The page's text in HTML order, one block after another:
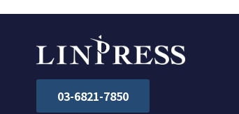
03-6821-7850